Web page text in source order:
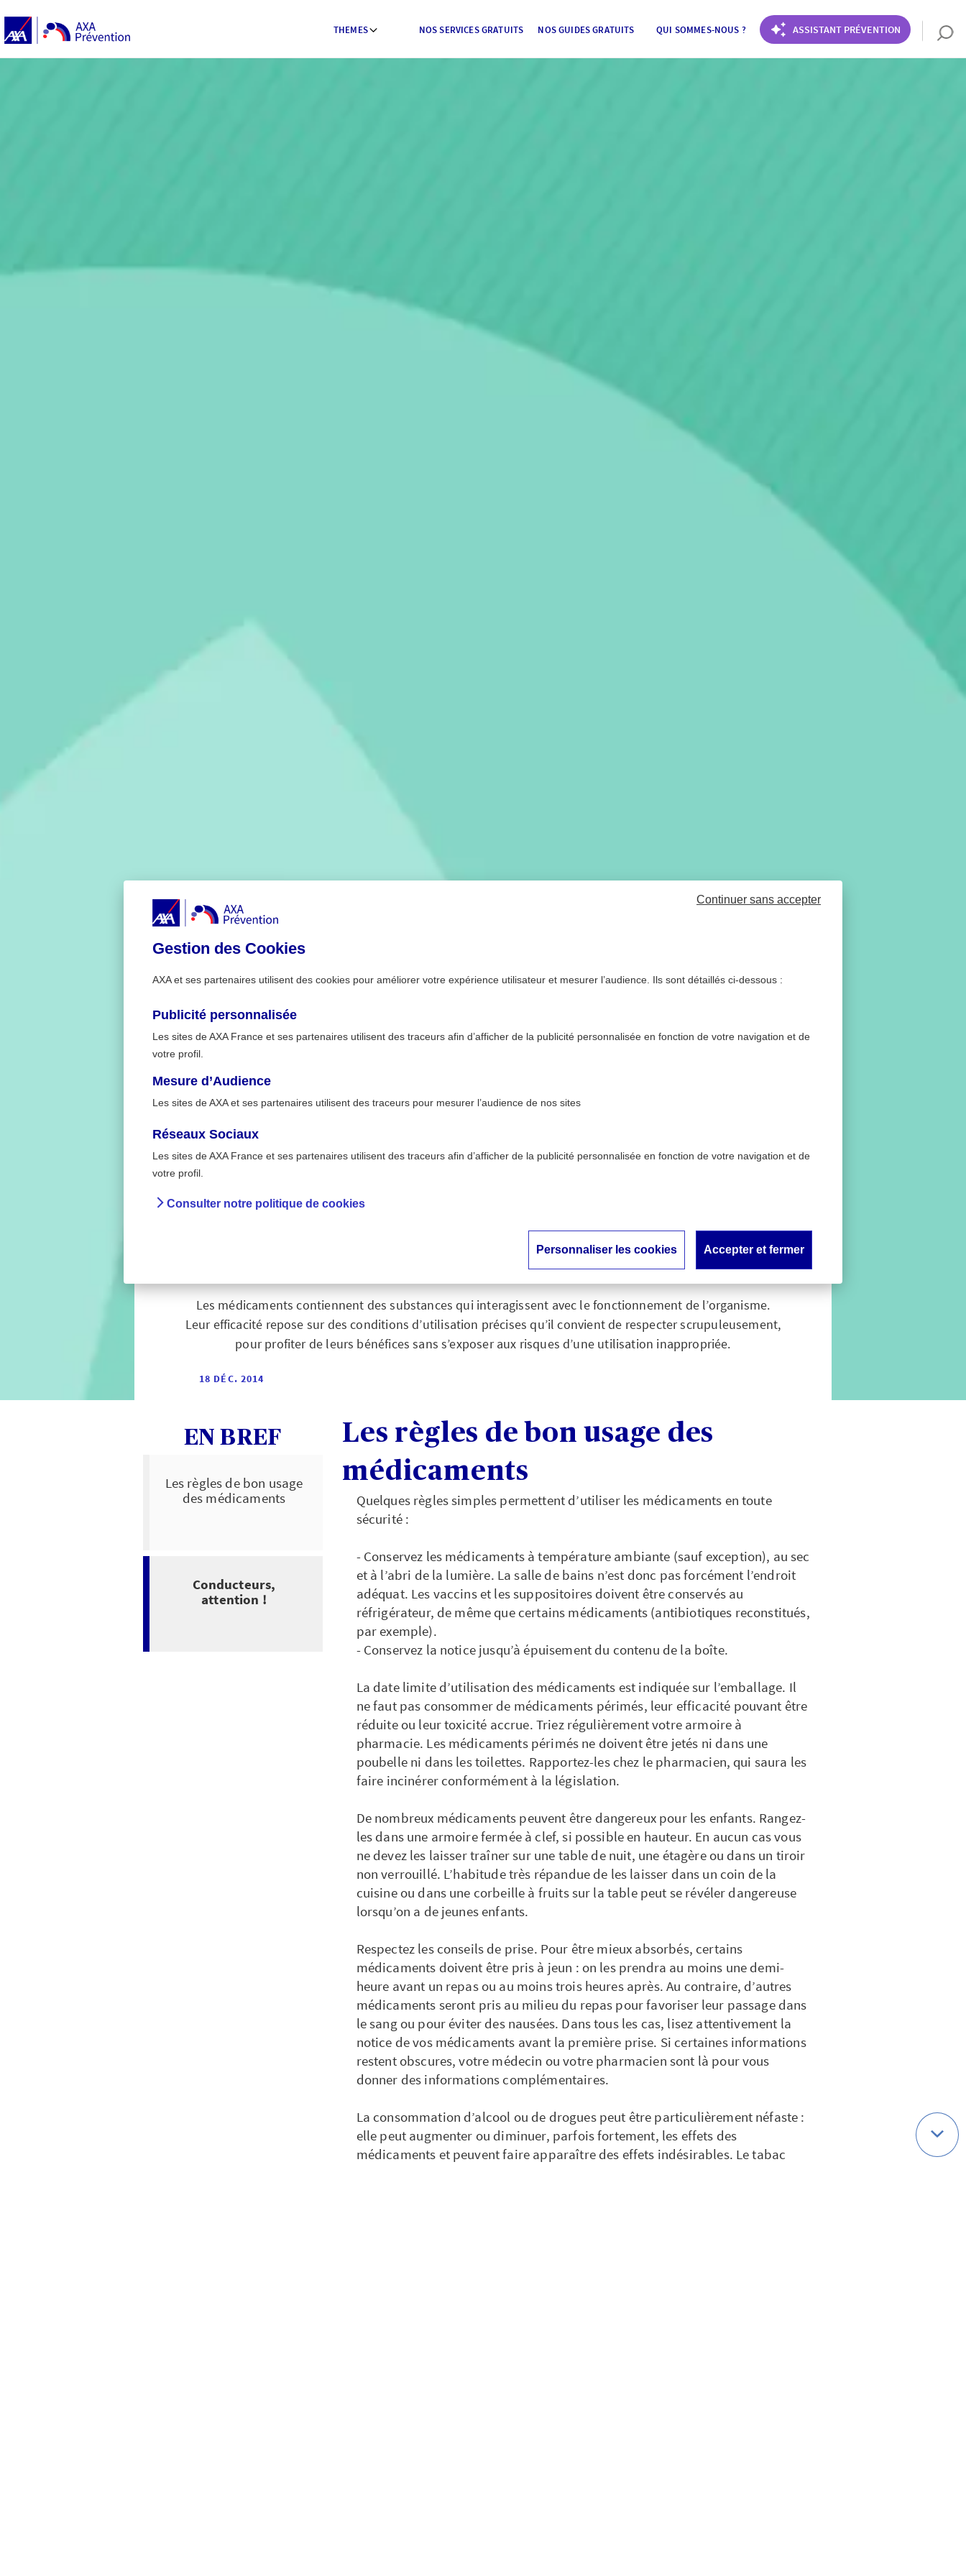
THEMES NOS SERVICES GRATUITS NOS GUIDES GRATUITS QUI SOMMES-NOUS ? ASSISTANT PRÉVENTION
Accueil
Comment bien utiliser les
médicaments ?
Les médicaments contiennent des substances qui interagissent avec le fonctionnement de l’organisme.
Leur efficacité repose sur des conditions d’utilisation précises qu’il convient de respecter scrupuleusement,
pour profiter de leurs bénéfices sans s’exposer aux risques d’une utilisation inappropriée.
18 DÉC. 2014
EN BREF
Les règles de bon usage
des médicaments
Conducteurs,
attention !
Les règles de bon usage des
médicaments
Quelques règles simples permettent d’utiliser les médicaments en toute
sécurité :
- Conservez les médicaments à température ambiante (sauf exception), au sec
et à l’abri de la lumière. La salle de bains n’est donc pas forcément l’endroit
adéquat. Les vaccins et les suppositoires doivent être conservés au
réfrigérateur, de même que certains médicaments (antibiotiques reconstitués,
par exemple).
- Conservez la notice jusqu’à épuisement du contenu de la boîte.
La date limite d’utilisation des médicaments est indiquée sur l’emballage. Il
ne faut pas consommer de médicaments périmés, leur efficacité pouvant être
réduite ou leur toxicité accrue. Triez régulièrement votre armoire à
pharmacie. Les médicaments périmés ne doivent être jetés ni dans une
poubelle ni dans les toilettes. Rapportez-les chez le pharmacien, qui saura les
faire incinérer conformément à la législation.
De nombreux médicaments peuvent être dangereux pour les enfants. Rangez-
les dans une armoire fermée à clef, si possible en hauteur. En aucun cas vous
ne devez les laisser traîner sur une table de nuit, une étagère ou dans un tiroir
non verrouillé. L’habitude très répandue de les laisser dans un coin de la
cuisine ou dans une corbeille à fruits sur la table peut se révéler dangereuse
lorsqu’on a de jeunes enfants.
Respectez les conseils de prise. Pour être mieux absorbés, certains
médicaments doivent être pris à jeun : on les prendra au moins une demi-
heure avant un repas ou au moins trois heures après. Au contraire, d’autres
médicaments seront pris au milieu du repas pour favoriser leur passage dans
le sang ou pour éviter des nausées. Dans tous les cas, lisez attentivement la
notice de vos médicaments avant la première prise. Si certaines informations
restent obscures, votre médecin ou votre pharmacien sont là pour vous
donner des informations complémentaires.
La consommation d’alcool ou de drogues peut être particulièrement néfaste :
elle peut augmenter ou diminuer, parfois fortement, les effets des
médicaments et peuvent faire apparaître des effets indésirables. Le tabac
Gestion des Cookies
AXA et ses partenaires utilisent des cookies pour améliorer votre expérience utilisateur et mesurer l’audience. Ils sont détaillés ci-dessous :
Publicité personnalisée
Les sites de AXA France et ses partenaires utilisent des traceurs afin d’afficher de la publicité personnalisée en fonction de votre navigation et de
votre profil.
Mesure d’Audience
Les sites de AXA et ses partenaires utilisent des traceurs pour mesurer l’audience de nos sites
Réseaux Sociaux
Les sites de AXA France et ses partenaires utilisent des traceurs afin d’afficher de la publicité personnalisée en fonction de votre navigation et de
votre profil.
Consulter notre politique de cookies
Continuer sans accepter
Personnaliser les cookies Accepter et fermer